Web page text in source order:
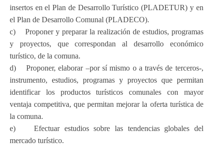
insertos en el Plan de Desarrollo Turístico (PLADETUR) y en
el Plan de Desarrollo Comunal (PLADECO).
c) Proponer y preparar la realización de estudios, programas
y proyectos, que correspondan al desarrollo económico
turístico, de la comuna.
d) Proponer, elaborar –por sí mismo o a través de terceros-,
instrumento, estudios, programas y proyectos que permitan
identificar los productos turísticos comunales con mayor
ventaja competitiva, que permitan mejorar la oferta turística de
la comuna.
e) Efectuar estudios sobre las tendencias globales del
mercado turístico.